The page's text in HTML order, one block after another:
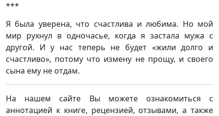
***
Я была уверена, что счастлива и любима. Но мой
мир рухнул в одночасье, когда я застала мужа с
другой. И у нас теперь не будет «жили долго и
счастливо», потому что измену не прощу, и своего
сына ему не отдам.
На нашем сайте Вы можете ознакомиться с
аннотацией к книге, рецензией, отзывами, а также